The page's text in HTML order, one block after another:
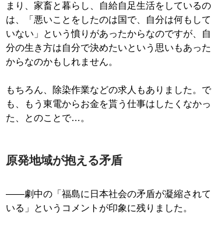
まり、家畜と暮らし、自給自足生活をしているの
は、「悪いことをしたのは国で、自分は何もして
いない」という憤りがあったからなのですが、自
分の生き方は自分で決めたいという思いもあった
からなのかもしれません。
もちろん、除染作業などの求人もありました。で
も、もう東電からお金を貰う仕事はしたくなかっ
た、とのことで…。
原発地域が抱える矛盾
――劇中の「福島に日本社会の矛盾が凝縮されて
いる」というコメントが印象に残りました。